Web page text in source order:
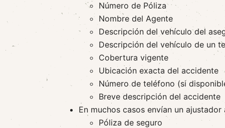
Número de Póliza
Nombre del Agente
Descripción del vehículo del
Descripción del vehículo de un
Cobertura vigente
Ubicación exacta del accidente
Número de teléfono (si
Breve descripción del accidente
En muchos casos envían un
Póliza de seguro